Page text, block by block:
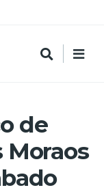
de
Moraos